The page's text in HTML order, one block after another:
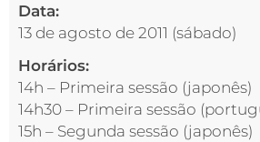
Data:
13 de agosto de 2011 (sábado)
Horários:
14h – Primeira sessão (japonês)
14h30 – Primeira sessão
15h – Segunda sessão (japonês)